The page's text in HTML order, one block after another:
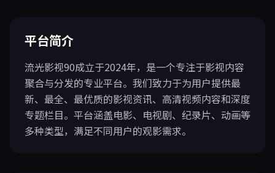
平台简介
流光影视90成立于2024年，是一个专注于影视内容
聚合与分发的专业平台。我们致力于为用户提供最
新、最全、最优质的影视资讯、高清视频内容和深度
专题栏目。平台涵盖电影、电视剧、纪录片、动画等
多种类型，满足不同用户的观影需求。